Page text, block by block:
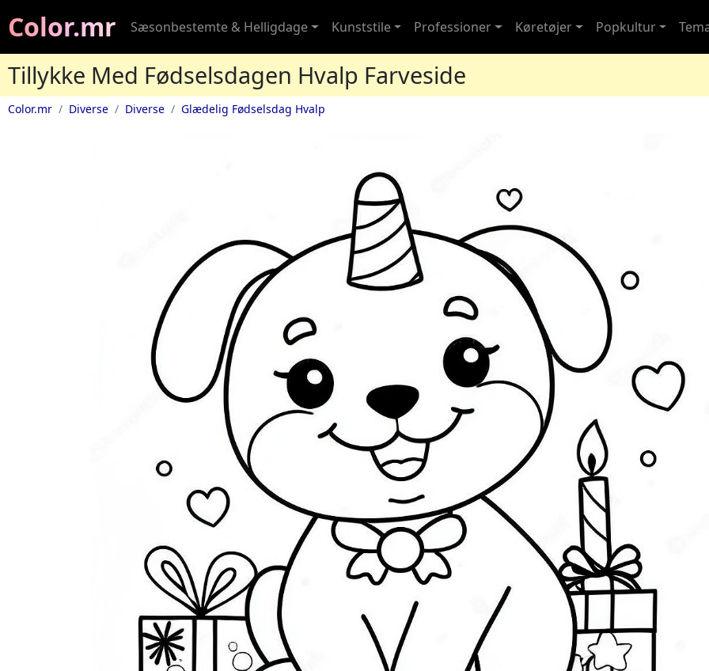
Color.mr Sæsonbestemte & Helligdage Kunststile Professioner Køretøjer Popkultur
Tillykke Med Fødselsdagen Hvalp Farveside
Color.mr Diverse Diverse Glædelig Fødselsdag Hvalp